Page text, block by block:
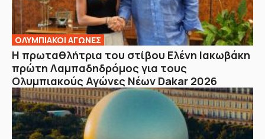
ΟΛΥΜΠΙΑΚΟΙ ΑΓΩΝΕΣ
Η πρωταθλήτρια του στίβου Ελένη Ιακωβάκη
πρώτη Λαμπαδηδρόμος για τους
Ολυμπιακούς Αγώνες Νέων Dakar 2026